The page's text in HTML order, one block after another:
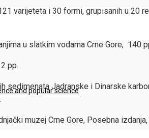
and popular science
varijeteta i 30 formi, grupisanih u 20
u slatkim vodama Crne Gore, 140
pp.
sedimenata Jadranske i Dinarske
muzej Crne Gore, Posebna izdanja,